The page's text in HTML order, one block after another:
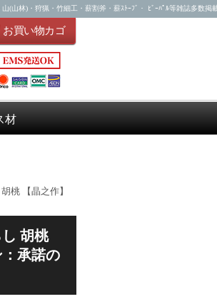
山林)・狩猟・竹細工・薪割斧・薪ｽﾄｰﾌﾞ・ ﾋﾞｰﾊﾟﾙ等雑誌多数掲
お買い物カゴ
材
桃 【晶之作】
胡桃
承諾の